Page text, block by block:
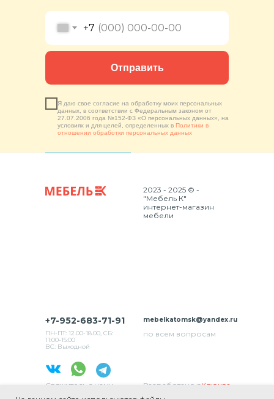
+7
Я даю свое согласие на обработку моих персональных
данных, в соответствии с Федеральным законом от
27.07.2006 года №152-ФЗ «О персональных данных», на
условиях и для целей, определенных в Политики в
отношении обработки персональных данных
Отправить
+7-952-683-71-91
ПН-ПТ: 12.00-18.00, СБ:
11:00-15:00
ВС: Выходной
Разработано вКлюква
mebelkatomsk@yandex.ru
по всем вопросам
2023 - 2025 © -
"Мебель К"
интернет-магазин
мебели
Свяжитесь с нами